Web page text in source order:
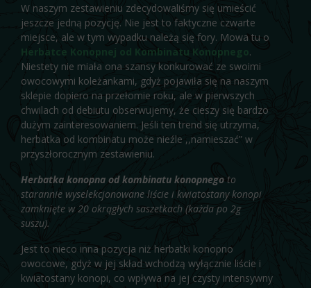
W naszym zestawieniu zdecydowaliśmy się umieścić
jeszcze jedną pozycję. Nie jest to faktyczne czwarte
miejsce, ale w tym wypadku należą się fory. Mowa tu o
Herbatce Konopnej od Kombinatu Konopnego.
Niestety nie miała ona szansy konkurować ze swoimi
owocowymi koleżankami, gdyż pojawiła się na naszym
sklepie dopiero na przełomie roku, ale w pierwszych
chwilach od debiutu obserwujemy, że cieszy się bardzo
dużym zainteresowaniem. Jeśli ten trend się utrzyma,
herbatka od kombinatu może nieźle ,,namieszać” w
przyszłorocznym zestawieniu.
Herbatka konopna od kombinatu konopnego to
starannie wyselekcjonowane liście i kwiatostany konopi
zamknięte w 20 okrągłych saszetkach (każda po 2g
suszu).
Jest to nieco inna pozycja niż herbatki konopno
owocowe, gdyż w jej skład wchodzą wyłącznie liście i
kwiatostany konopi, co wpływa na jej czysty intensywny